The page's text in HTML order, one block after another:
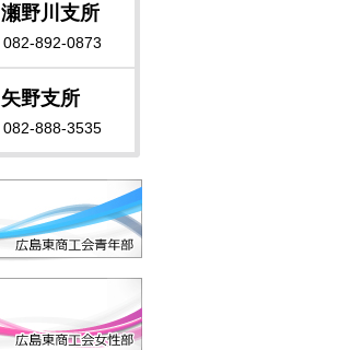
瀬野川支所
082-892-0873
矢野支所
082-888-3535